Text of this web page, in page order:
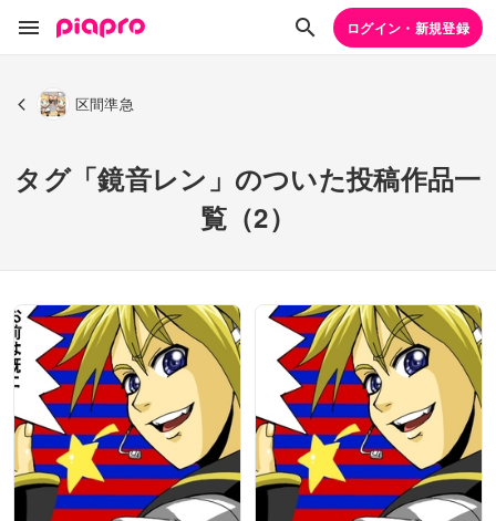
ログイン・新規登録
区間準急
タグ「鏡音レン」のついた投稿作品一
覧（2）